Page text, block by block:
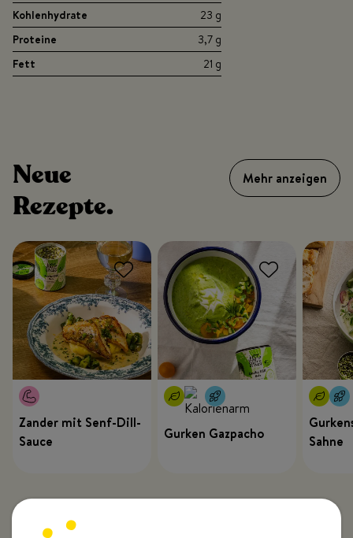
Kohlenhydrate
23 g
Proteine
3,7 g
Fett
21 g
Neue
Rezepte.
Mehr anzeigen
Zander mit Senf-Dill-
Sauce
Gurken Gazpacho
Sahne